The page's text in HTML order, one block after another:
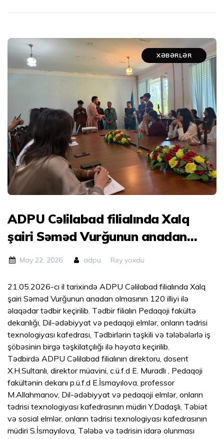
XƏBƏRLƏR
ADPU Cəlilabad filialında Xalq
şairi Səməd Vurğunun anadan
olmasının 120 illiyi ilə əlaqədar
May 22, 2026 adpu Rəy yoxdu
21.05.2026-cı il tarixində ADPU Cəlilabad filialında Xalq
şairi Səməd Vurğunun anadan olmasının 120 illiyi ilə
əlaqədar tədbir keçirilib. Tədbir filialın Pedaqoji fakültə
dekanlığı, Dil-ədəbiyyat və pedaqoji elmlər, onların tədrisi
texnologiyası kafedrası, Tədbirlərin təşkili və tələbələrlə iş
şöbəsinin birgə təşkilatçılığı ilə həyata keçirilib.
Tədbirdə ADPU Cəlilabad filialının direktoru, dosent
X.H.Sultanlı, direktor müavini, c.ü.f.d E. Muradlı , Pedaqoji
fakültənin dekanı p.ü.f.d E.İsmayılova, professor
M.Allahmanov, Dil-ədəbiyyat və pedaqoji elmlər, onların
tədrisi texnologiyası kafedrasının müdiri Y.Dadaşlı, Təbiət
və sosial elmlər, onların tədrisi texnologiyası kafedrasının
müdiri S.İsmayılova, Tələbə və tədrisin idarə olunması